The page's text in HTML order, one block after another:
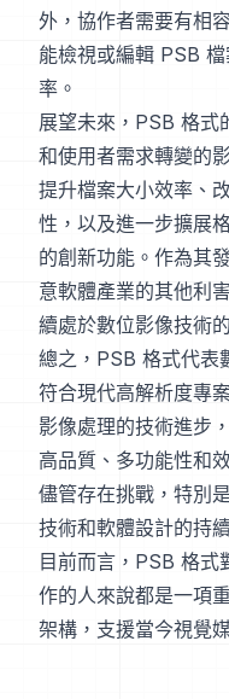
外，協作者需要有相
能檢視或編輯 PSB
率。
展望未來，PSB 格式
和使用者需求轉變的
提升檔案大小效率、
性，以及進一步擴展
的創新功能。作為其
意軟體產業的其他利
續處於數位影像技術
總之，PSB 格式代表
符合現代高解析度專
影像處理的技術進步
高品質、多功能性和
儘管存在挑戰，特別
技術和軟體設計的持
目前而言，PSB 格式
作的人來說都是一項
架構，支援當今視覺